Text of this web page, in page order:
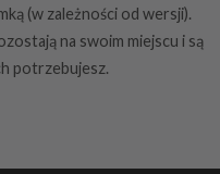
(w zależności od wersji).
na swoim miejscu i są
potrzebujesz.